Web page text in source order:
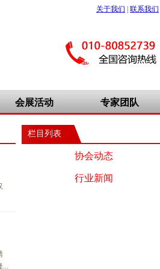
关于我们 联系我们
会展活动 专家团队
...
栏目列表
协会动态
行业新闻